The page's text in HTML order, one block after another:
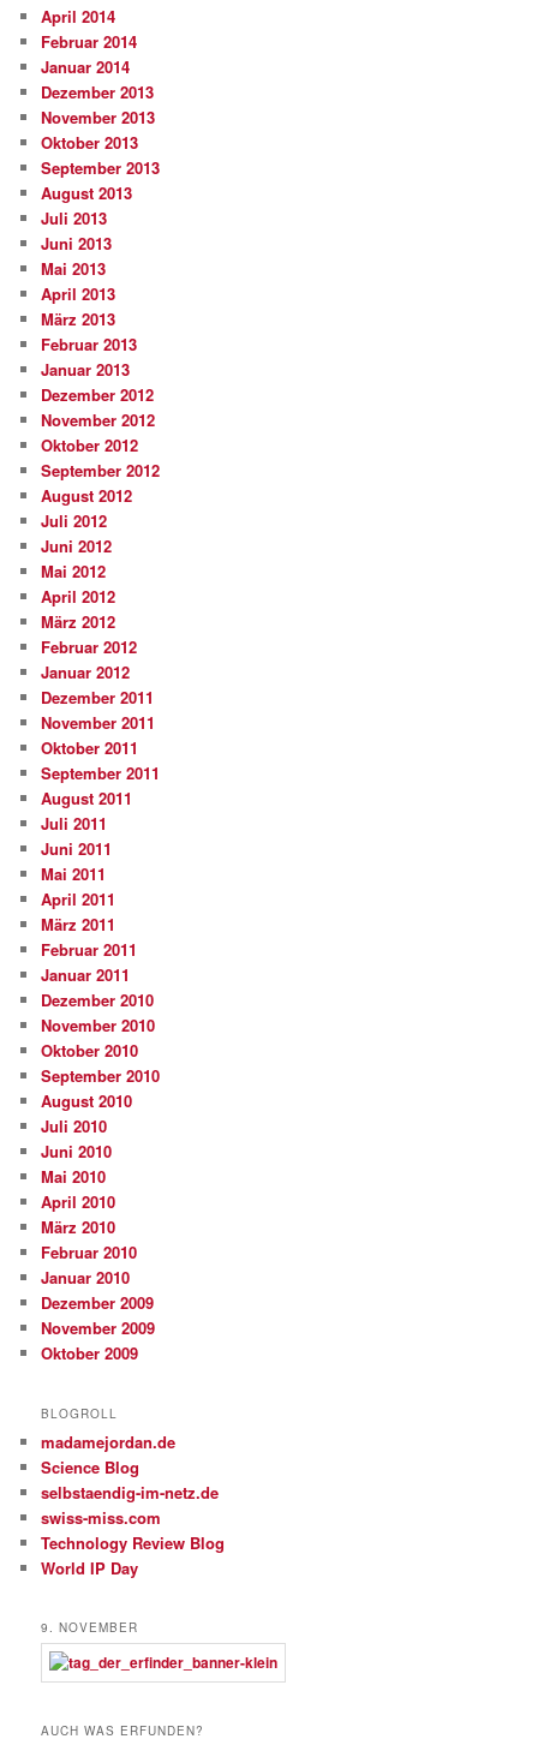
April 2014
Februar 2014
Januar 2014
Dezember 2013
November 2013
Oktober 2013
September 2013
August 2013
Juli 2013
Juni 2013
Mai 2013
April 2013
März 2013
Februar 2013
Januar 2013
Dezember 2012
November 2012
Oktober 2012
September 2012
August 2012
Juli 2012
Juni 2012
Mai 2012
April 2012
März 2012
Februar 2012
Januar 2012
Dezember 2011
November 2011
Oktober 2011
September 2011
August 2011
Juli 2011
Juni 2011
Mai 2011
April 2011
März 2011
Februar 2011
Januar 2011
Dezember 2010
November 2010
Oktober 2010
September 2010
August 2010
Juli 2010
Juni 2010
Mai 2010
April 2010
März 2010
Februar 2010
Januar 2010
Dezember 2009
November 2009
Oktober 2009
BLOGROLL
madamejordan.de
Science Blog
selbstaendig-im-netz.de
swiss-miss.com
Technology Review Blog
World IP Day
9. NOVEMBER
AUCH WAS ERFUNDEN?